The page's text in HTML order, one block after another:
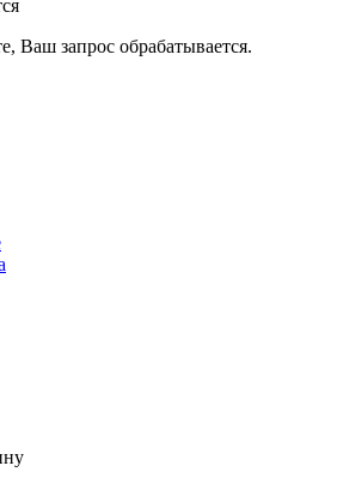
Ваш запрос обрабатывается.